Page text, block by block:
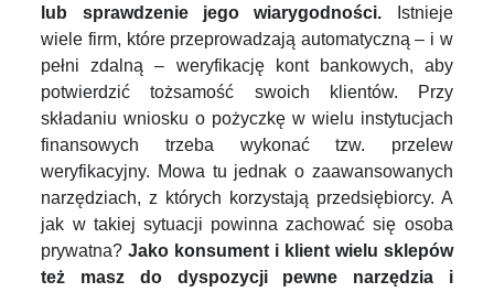
lub sprawdzenie jego wiarygodności. Istnieje
wiele firm, które przeprowadzają automatyczną – i w
pełni zdalną – weryfikację kont bankowych, aby
potwierdzić tożsamość swoich klientów. Przy
składaniu wniosku o pożyczkę w wielu instytucjach
finansowych trzeba wykonać tzw. przelew
weryfikacyjny. Mowa tu jednak o zaawansowanych
narzędziach, z których korzystają przedsiębiorcy. A
jak w takiej sytuacji powinna zachować się osoba
prywatna?Jako konsument i klient wielu sklepów
też masz do dyspozycji pewne narzędzia i